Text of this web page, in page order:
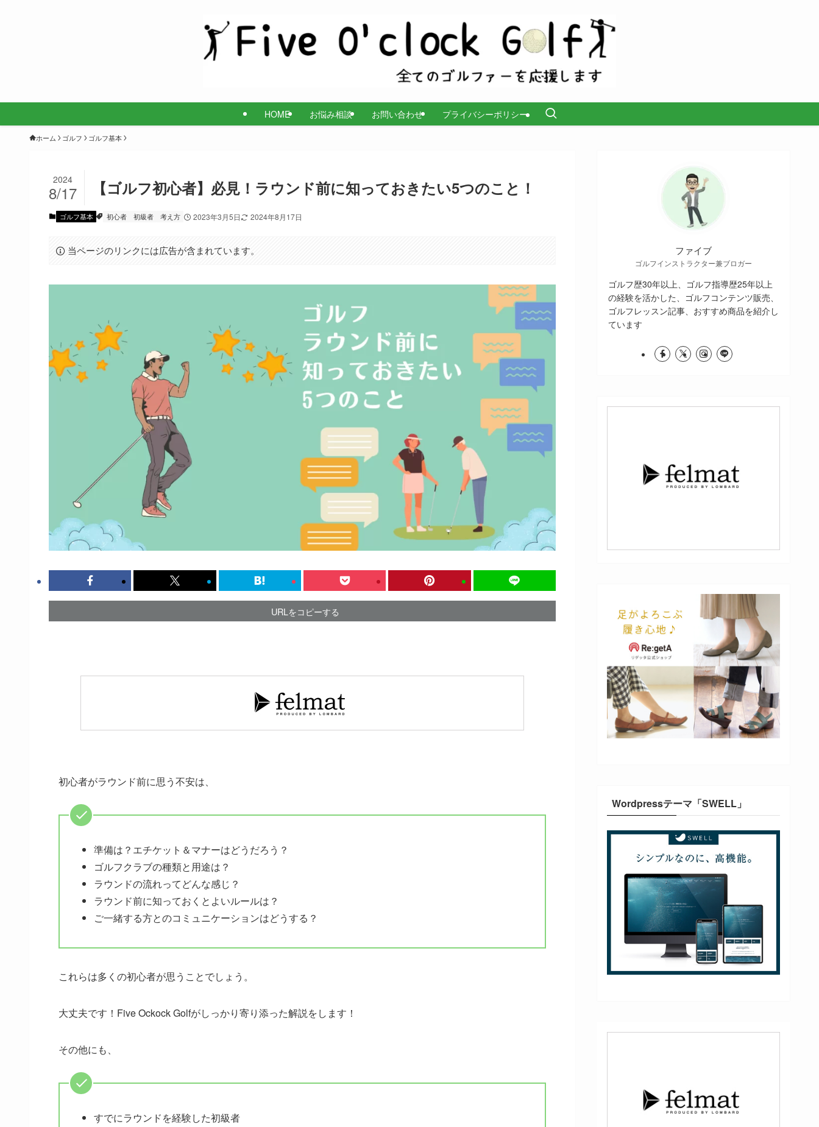
HOME お悩み相談 お問い合わせ プライバシーポリシー
ホーム ゴルフ ゴルフ基本
【ゴルフ初心者】必見！ラウンド前に知っておきたい5つのこと！
2024
8/17
ゴルフ基本 初心者 初級者 考え方 2023年3月5日 2024年8月17日
当ページのリンクには広告が含まれています。
URLをコピーする
初心者がラウンド前に思う不安は、
準備は？エチケット＆マナーはどうだろう？
ゴルフクラブの種類と用途は？
ラウンドの流れってどんな感じ？
ラウンド前に知っておくとよいルールは？
ご一緒する方とのコミュニケーションはどうする？
これらは多くの初心者が思うことでしょう。
大丈夫です！Five Ockock Golfがしっかり寄り添った解説をします！
その他にも、
すでにラウンドを経験した初級者
ファイブ
ゴルフインストラクター兼ブロガー
ゴルフ歴30年以上、ゴルフ指導歴25年以上
の経験を活かした、ゴルフコンテンツ販売、
ゴルフレッスン記事、おすすめ商品を紹介し
ています
Wordpressテーマ「SWELL」